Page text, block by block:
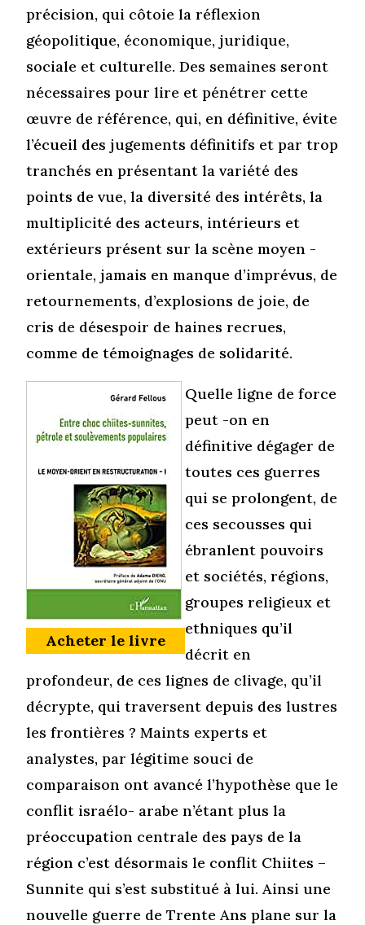
précision, qui côtoie la réflexion
géopolitique, économique, juridique,
sociale et culturelle. Des semaines seront
nécessaires pour lire et pénétrer cette
œuvre de référence, qui, en définitive, évite
l’écueil des jugements définitifs et par trop
tranchés en présentant la variété des
points de vue, la diversité des intérêts, la
multiplicité des acteurs, intérieurs et
extérieurs présent sur la scène moyen -
orientale, jamais en manque d’imprévus, de
retournements, d’explosions de joie, de
cris de désespoir de haines recrues,
comme de témoignages de solidarité.
Acheter le livre
Quelle ligne de force
peut -on en
définitive dégager de
toutes ces guerres
qui se prolongent, de
ces secousses qui
ébranlent pouvoirs
et sociétés, régions,
groupes religieux et
ethniques qu’il
décrit en
profondeur, de ces lignes de clivage, qu’il
décrypte, qui traversent depuis des lustres
les frontières ? Maints experts et
analystes, par légitime souci de
comparaison ont avancé l’hypothèse que le
conflit israélo- arabe n’étant plus la
préoccupation centrale des pays de la
région c’est désormais le conflit Chiites –
Sunnite qui s’est substitué à lui. Ainsi une
nouvelle guerre de Trente Ans plane sur la